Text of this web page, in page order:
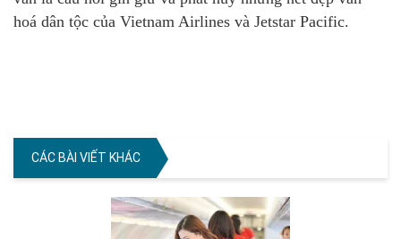
hoá dân tộc của Vietnam Airlines và Jetstar Pacific.
CÁC BÀI VIẾT KHÁC